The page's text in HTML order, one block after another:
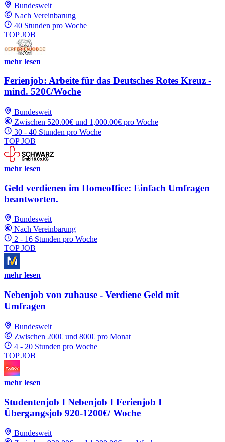
Bundesweit
Nach Vereinbarung
40 Stunden pro Woche
TOP JOB
mehr lesen
Ferienjob: Arbeite für das Deutsches Rotes Kreuz -
mind. 520€/Woche
Bundesweit
Zwischen 520.00€ und 1,000.00€ pro Woche
30 - 40 Stunden pro Woche
TOP JOB
mehr lesen
Geld verdienen im Homeoffice: Einfach Umfragen
beantworten.
Bundesweit
Nach Vereinbarung
2 - 16 Stunden pro Woche
TOP JOB
mehr lesen
Nebenjob von zuhause - Verdiene Geld mit
Umfragen
Bundesweit
Zwischen 200€ und 800€ pro Monat
4 - 20 Stunden pro Woche
TOP JOB
mehr lesen
Studentenjob I Nebenjob I Ferienjob I
Übergangsjob 920-1200€/ Woche
Bundesweit